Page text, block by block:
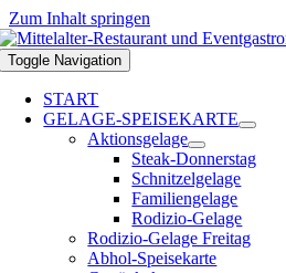
Zum Inhalt springen
Toggle Navigation
START
GELAGE-SPEISEKARTE
Aktionsgelage
Steak-Donnerstag
Schnitzelgelage
Familiengelage
Rodizio-Gelage
Rodizio-Gelage Freitag
Abhol-Speisekarte